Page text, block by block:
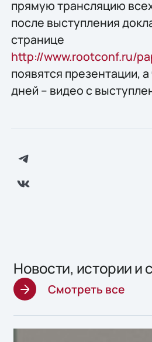
прямую трансляцию
после выступления
странице
http://www.rootconf.ru/
появятся презентации,
дней – видео с
Новости, истории и
Смотреть все